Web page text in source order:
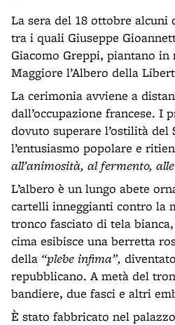
La sera del 18 ottobre
tra i quali Giuseppe
Giacomo Greppi, piantano in
Maggiore l’Albero della
La cerimonia avviene a
dall’occupazione francese. I
dovuto superare l’ostilità del
l’entusiasmo popolare e
all’animosità, al fermento,
L’albero è un lungo abete
cartelli inneggianti contro la
tronco fasciato di tela
cima esibisce una berretta
della “plebe infima”,
repubblicano. A metà del
bandiere, due fasci e altri
È stato fabbricato nel